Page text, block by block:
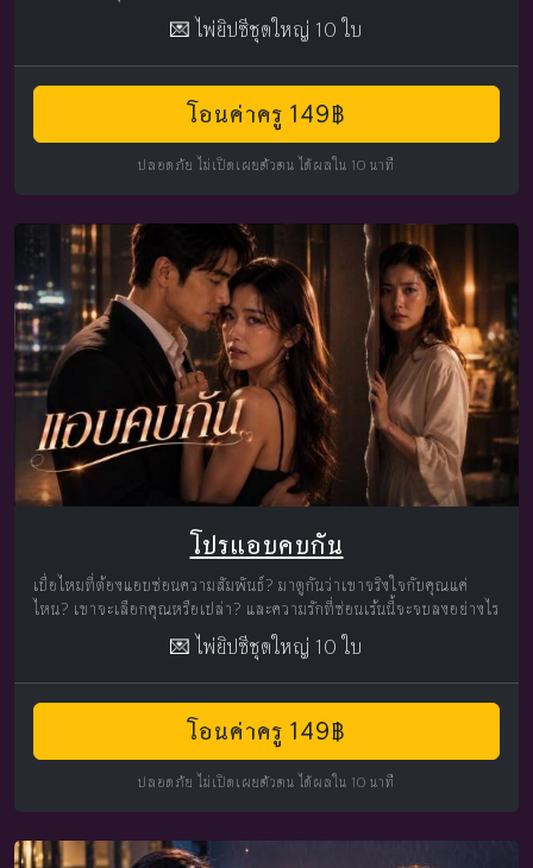
💌 ไพ่ยิปซีชุดใหญ่ 10 ใบ
โอนค่าครู 149฿
ปลอดภัย ไม่เปิดเผยตัวตน ได้ผลใน 10 นาที
โปรแอบคบกัน
เบื่อไหมที่ต้องแอบซ่อนความสัมพันธ์? มาดูกันว่าเขาจริงใจกับคุณแค่
ไหน? เขาจะเลือกคุณหรือเปล่า? และความรักที่ซ่อนเร้นนี้จะจบลงอย่างไร
💌 ไพ่ยิปซีชุดใหญ่ 10 ใบ
โอนค่าครู 149฿
ปลอดภัย ไม่เปิดเผยตัวตน ได้ผลใน 10 นาที